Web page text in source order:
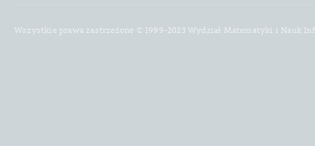
Wszystkie prawa zastrzeżone © 1999-2023 Wydział Matematyki i Nauk